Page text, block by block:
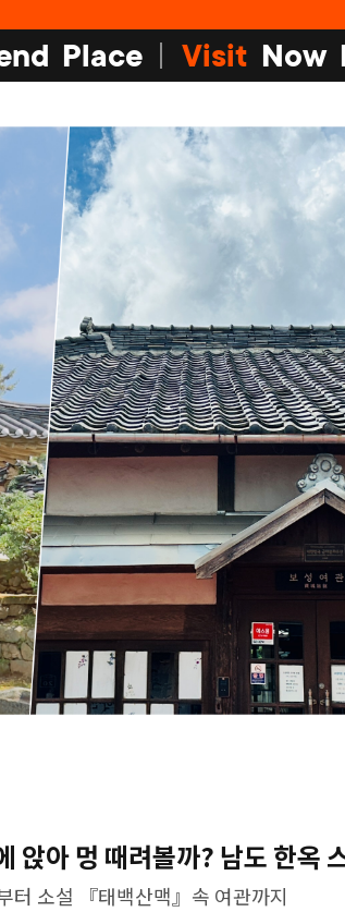
Place Visit Now
앉아 멍 때려볼까? 남도 한옥
터 소설 『태백산맥』속 여관까지